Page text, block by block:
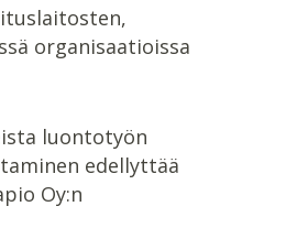
organisaatioissa
luontotyön
edellyttää
Oy:n